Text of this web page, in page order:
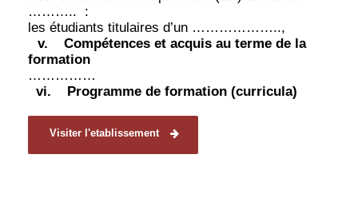
………..
:
les étudiants titulaires d’un ………………..,
v.
Compétences et acquis au terme de la
formation
……………
vi.
Programme de formation (curricula)
Visiter l'etablissement